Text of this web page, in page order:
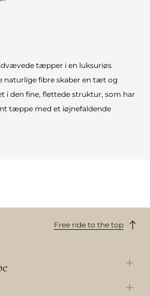
tæpper i en luksuriøs
naturlige fibre skaber en tæt og
i den fine, flettede struktur, som har
tæppe med et iøjnefaldende
Free ride to the top